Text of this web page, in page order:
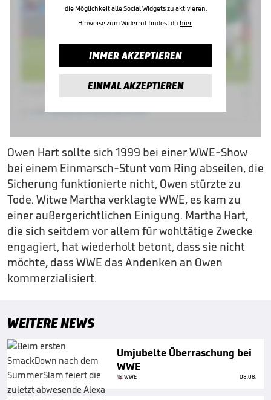
die Möglichkeit alle Social Widgets zu aktivieren.
Hinweise zum Widerruf findest du hier.
IMMER AKZEPTIEREN
EINMAL AKZEPTIEREN
Owen Hart sollte sich 1999 bei einer WWE-Show
bei einem Einmarsch-Stunt vom Ring abseilen, die
Sicherung funktionierte nicht, Owen stürzte zu
Tode. Witwe Martha verklagte WWE, es kam zu
einer außergerichtlichen Einigung. Martha Hart,
die sich seitdem vor allem für wohltätige Zwecke
engagiert, hat wiederholt betont, dass sie nicht
möchte, dass WWE das Andenken an Owen
kommerzialisiert.
WEITERE NEWS
Umjubelte Überraschung bei
WWE
WWE 08.08.